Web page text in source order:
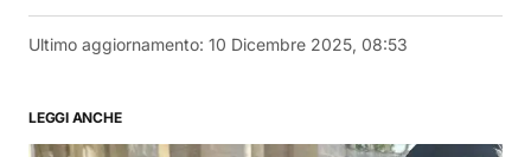
Ultimo aggiornamento: 10 Dicembre 2025, 08:53
LEGGI ANCHE